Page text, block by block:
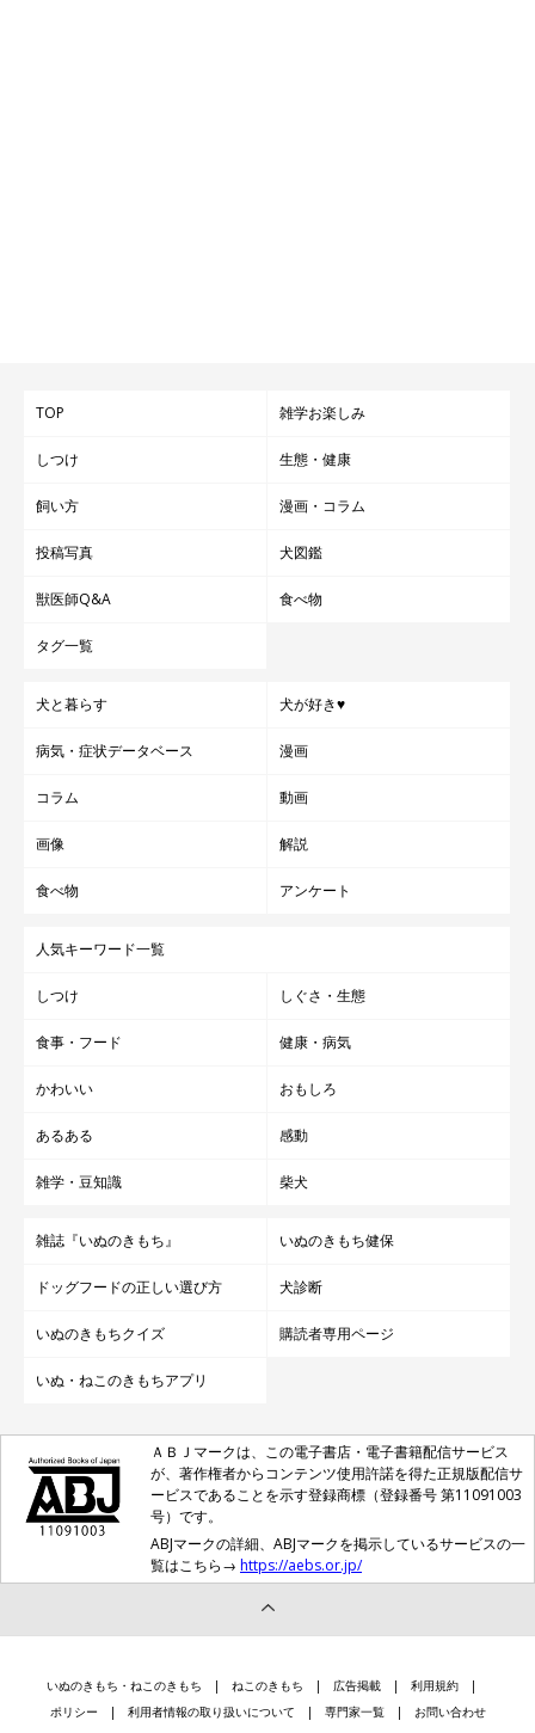
TOP 雑学お楽しみ
しつけ 生態・健康
飼い方 漫画・コラム
投稿写真 犬図鑑
獣医師Q&A 食べ物
タグ一覧
犬と暮らす 犬が好き♥
病気・症状データベース 漫画
コラム 動画
画像 解説
食べ物 アンケート
人気キーワード一覧
しつけ しぐさ・生態
食事・フード 健康・病気
かわいい おもしろ
あるある 感動
雑学・豆知識 柴犬
雑誌『いぬのきもち』 いぬのきもち健保
ドッグフードの正しい選び方 犬診断
いぬのきもちクイズ 購読者専用ページ
いぬ・ねこのきもちアプリ
ＡＢＪマークは、この電子書店・電子書籍配信サービス
が、著作権者からコンテンツ使用許諾を得た正規版配信サ
ービスであることを示す登録商標（登録番号 第11091003
号）です。
ABJマークの詳細、ABJマークを掲示しているサービスの一
覧はこちら→ https://aebs.or.jp/
いぬのきもち・ねこのきもち ねこのきもち 広告掲載
利用規約
ポリシー
利用者情報の取り扱いについて 専門家一覧 お問い合わせ